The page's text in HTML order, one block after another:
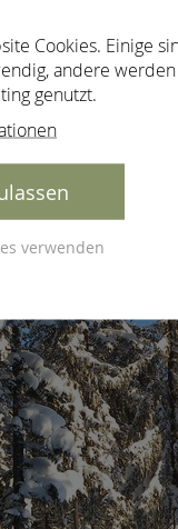
Cookies. Einige
andere
genutzt.
verwenden